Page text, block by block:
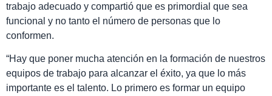
trabajo adecuado y compartió que es primordial que sea
funcional y no tanto el número de personas que lo
conformen.
“Hay que poner mucha atención en la formación de nuestros
equipos de trabajo para alcanzar el éxito, ya que lo más
importante es el talento. Lo primero es formar un equipo